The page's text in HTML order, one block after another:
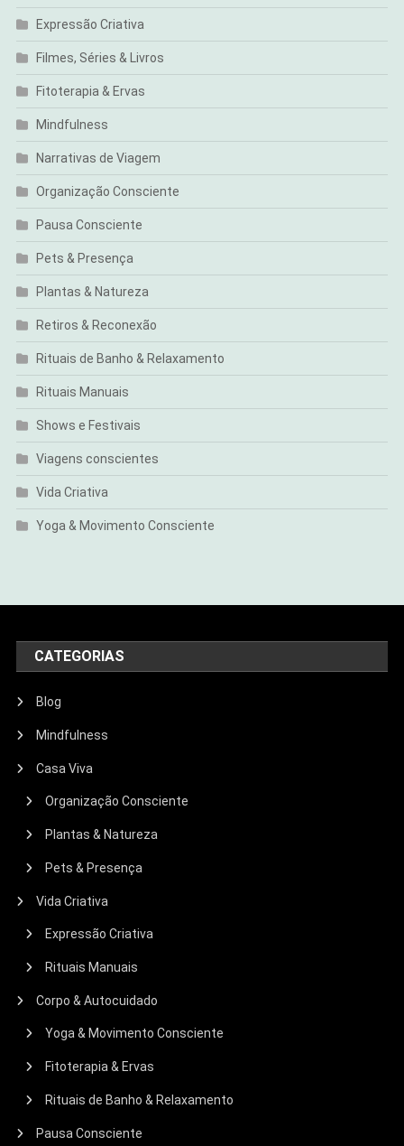
Expressão Criativa
Filmes, Séries & Livros
Fitoterapia & Ervas
Mindfulness
Narrativas de Viagem
Organização Consciente
Pausa Consciente
Pets & Presença
Plantas & Natureza
Retiros & Reconexão
Rituais de Banho & Relaxamento
Rituais Manuais
Shows e Festivais
Viagens conscientes
Vida Criativa
Yoga & Movimento Consciente
CATEGORIAS
Blog
Mindfulness
Casa Viva
Organização Consciente
Plantas & Natureza
Pets & Presença
Vida Criativa
Expressão Criativa
Rituais Manuais
Corpo & Autocuidado
Yoga & Movimento Consciente
Fitoterapia & Ervas
Rituais de Banho & Relaxamento
Pausa Consciente